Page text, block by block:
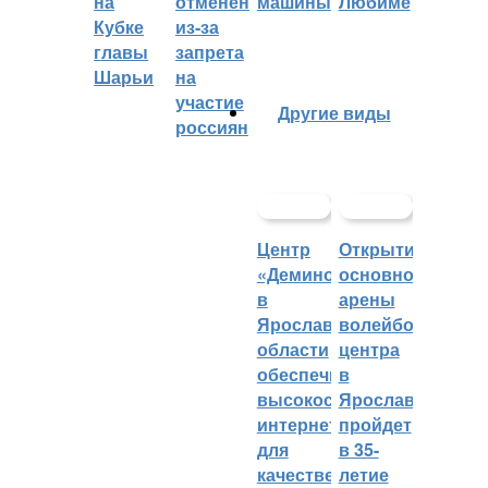
Кубке
главы
Шарьи
из-за
запрета
на
участие
россиян
Другие виды
Центр
«Демино»
в
Ярославской
области
обеспечивают
высокоскоростным
интернетом
для
качественных
Открытие
основной
арены
волейбольного
центра
в
Ярославле
пройдет
в 35-
летие